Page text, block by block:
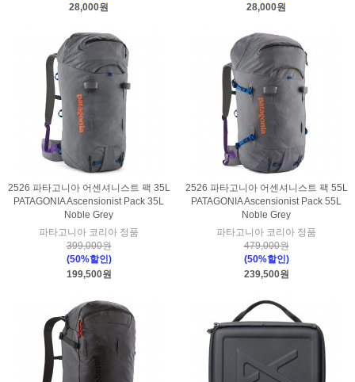
28,000원
28,000원
2526 파타고니아 어센셔니스트 팩 35L
PATAGONIA Ascensionist Pack 35L
Noble Grey
파타고니아 코리아 정품
399,000원
(50%할인)
199,500원
2526 파타고니아 어센셔니스트 팩 55L
PATAGONIA Ascensionist Pack 55L
Noble Grey
파타고니아 코리아 정품
479,000원
(50%할인)
239,500원